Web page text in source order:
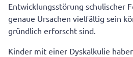
Entwicklungsstörung schulischer
genaue Ursachen vielfältig sein
gründlich erforscht sind.
Kinder mit einer Dyskalkulie